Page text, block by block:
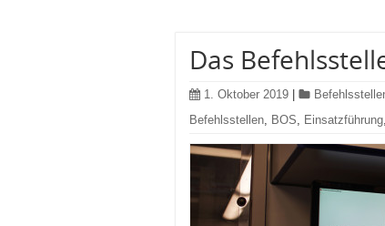
Das
1. Oktober 2019
Befehlsstellen
BOS Einsatzführung